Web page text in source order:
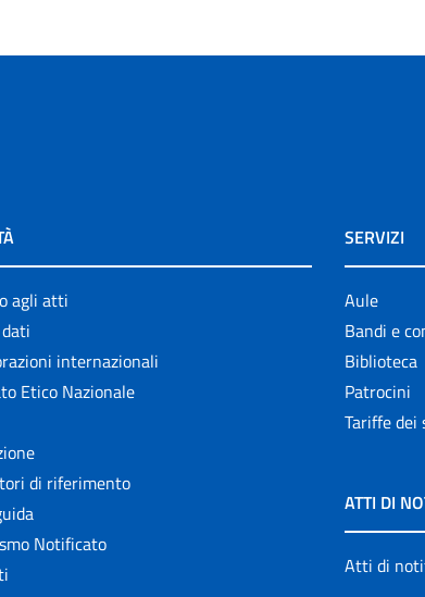
agli atti
internazionali
Etico Nazionale
di riferimento
Notificato
SERVIZI
Aule
Bandi e
Biblioteca
Patrocini
Tariffe dei
ATTI DI
Atti di